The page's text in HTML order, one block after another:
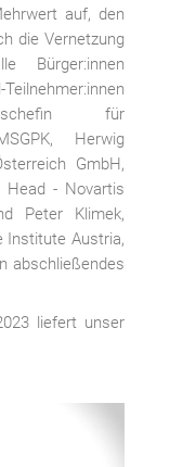
auf, den
die Vernetzung
Bürger:innen
für
Herwig
GmbH,
Head - Novartis
Peter Klimek,
Institute Austria,
abschließendes
liefert unser